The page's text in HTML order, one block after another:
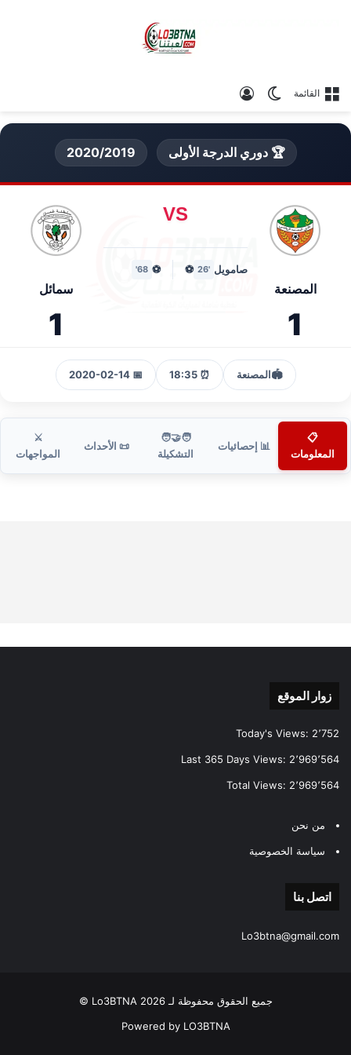
القائمة الوضع المظلم
🏆 دوري الدرجة الأولى 2020/2019
المصنعة
1
VS
صامويل '26
⚽
⚽
68'
سمائل
1
🏟️المصنعة ⏰ 18:35
📅 2020-02-14
📋
المعلومات
📊 إحصائيات
🧑‍🤝‍🧑
التشكيلة
📜 الأحداث
⚔️
المواجهات
زوار الموقع
Today's Views: 2٬752
Last 365 Days Views: 2٬969٬564
Total Views: 2٬969٬564
من نحن
سياسة الخصوصية
اتصل بنا
Lo3btna@gmail.com
جميع الحقوق محفوظة لـ Lo3BTNA 2026 ©
Powered by LO3BTNA